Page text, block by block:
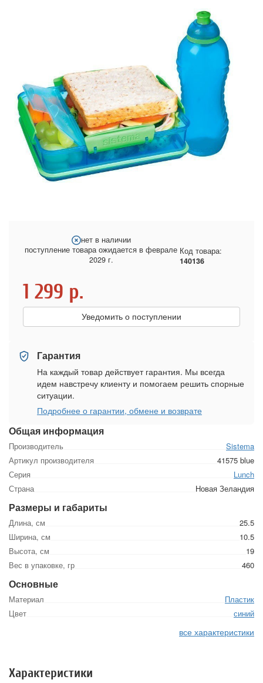
Общая информация
Производитель
Sistema
Артикул производителя
41575 blue
Серия
Lunch
Страна
Новая Зеландия
Размеры и габариты
Длина, см
25.5
Ширина, см
10.5
Высота, см
19
Вес в упаковке, гр
460
Основные
Материал
Пластик
Цвет
синий
все характеристики
нет в наличии
поступление товара ожидается в феврале
2029 г.
Код товара:
140136
1 299 р.
Уведомить о поступлении
Гарантия
На каждый товар действует гарантия. Мы всегда
идем навстречу клиенту и помогаем решить спорные
ситуации.
Подробнее о гарантии, обмене и возврате
Характеристики